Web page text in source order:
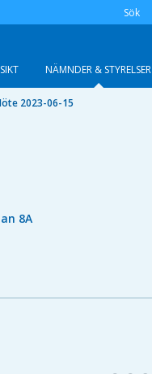
Sök
NÄMNDER & STYRELSER
2023-06-15
8A